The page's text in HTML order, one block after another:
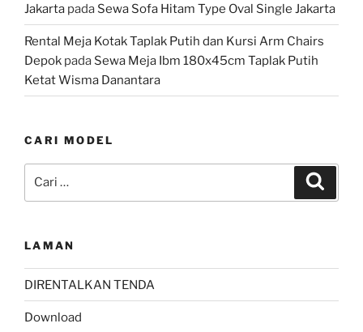
Jakarta pada Sewa Sofa Hitam Type Oval Single Jakarta
Rental Meja Kotak Taplak Putih dan Kursi Arm Chairs
Depok pada Sewa Meja Ibm 180x45cm Taplak Putih
Ketat Wisma Danantara
CARI MODEL
untuk:
LAMAN
DIRENTALKAN TENDA
Download